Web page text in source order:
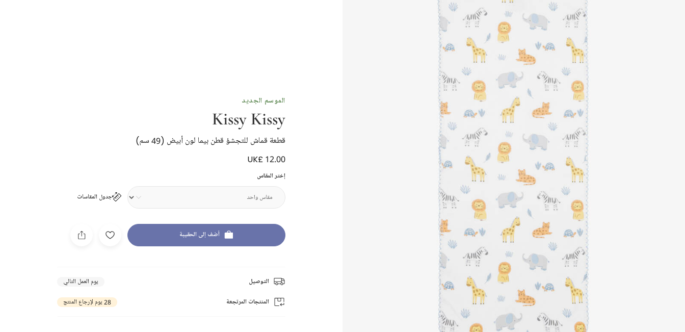
الموسم الجديد
Kissy Kissy
قطعة قماش للتجشؤ قطن بيما لون أبيض (49 سم)
UK£ 12.00
إختر المقاس
جدول المقاسات
أضف إلى الحقيبة
التوصيل يوم العمل التالي
المنتجات المرتجعة 28 يوم لإرجاع المنتج